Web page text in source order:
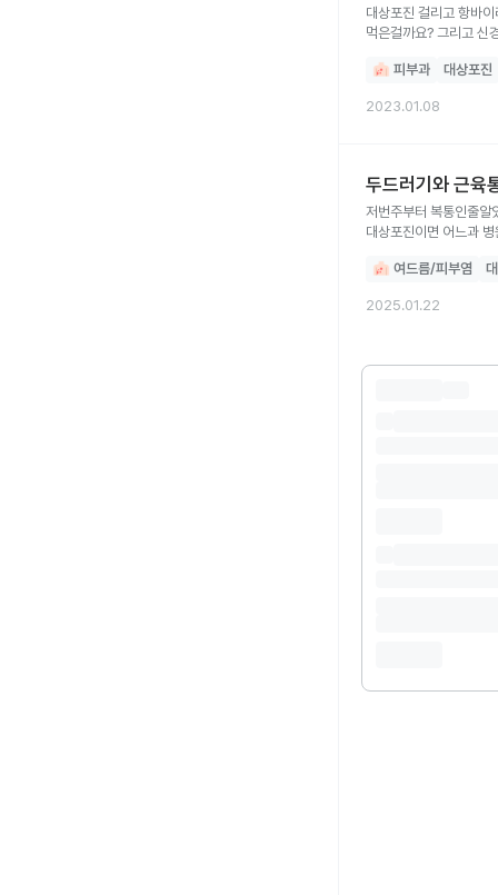
대상포진 걸리고 항바
먹은걸까요? 그리고 신
피부과 대상포진
2023.01.08
두드러기와 근육
저번주부터 복통인줄알
대상포진이면 어느과
여드름/피부염
2025.01.22